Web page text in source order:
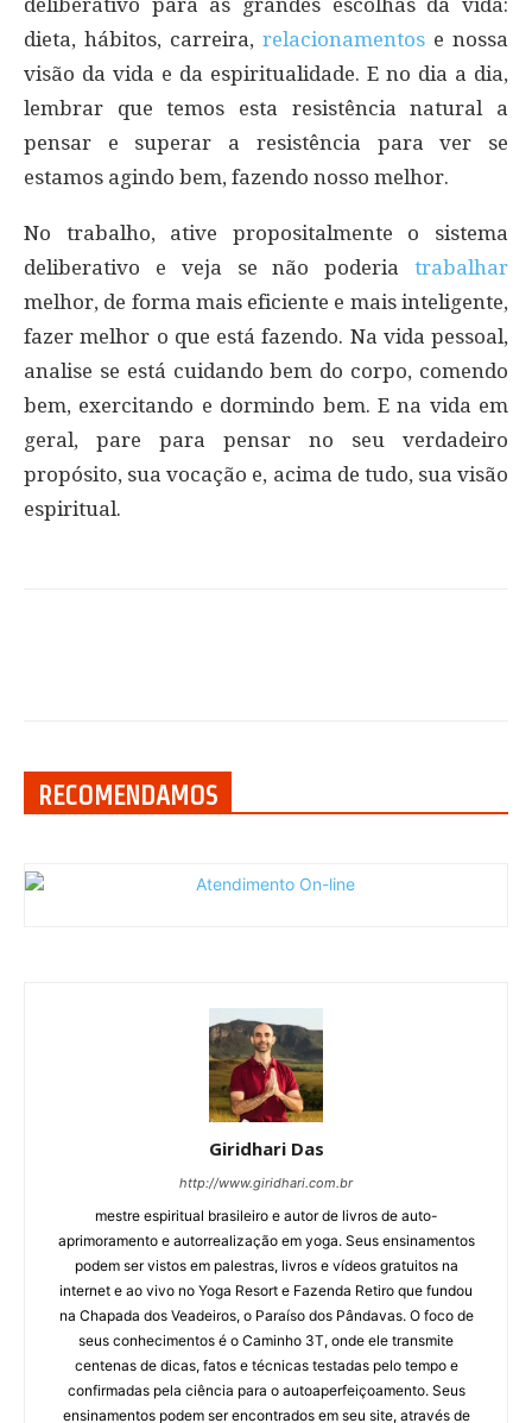
deliberativo para as grandes escolhas da vida:
dieta, hábitos, carreira, relacionamentos e nossa
visão da vida e da espiritualidade. E no dia a dia,
lembrar que temos esta resistência natural a
pensar e superar a resistência para ver se
estamos agindo bem, fazendo nosso melhor.
No trabalho, ative propositalmente o sistema
deliberativo e veja se não poderia trabalhar
melhor, de forma mais eficiente e mais inteligente,
fazer melhor o que está fazendo. Na vida pessoal,
analise se está cuidando bem do corpo, comendo
bem, exercitando e dormindo bem. E na vida em
geral, pare para pensar no seu verdadeiro
propósito, sua vocação e, acima de tudo, sua visão
espiritual.
RECOMENDAMOS
Giridhari Das
http://www.giridhari.com.br
mestre espiritual brasileiro e autor de livros de auto-
aprimoramento e autorrealização em yoga. Seus ensinamentos
podem ser vistos em palestras, livros e vídeos gratuitos na
internet e ao vivo no Yoga Resort e Fazenda Retiro que fundou
na Chapada dos Veadeiros, o Paraíso dos Pândavas. O foco de
seus conhecimentos é o Caminho 3T, onde ele transmite
centenas de dicas, fatos e técnicas testadas pelo tempo e
confirmadas pela ciência para o autoaperfeiçoamento. Seus
ensinamentos podem ser encontrados em seu site, através de